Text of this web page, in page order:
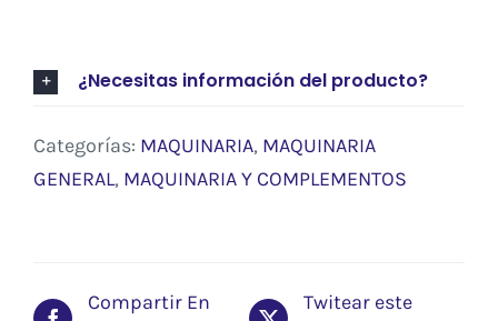
¿Necesitas información del producto?
Categorías: MAQUINARIA, MAQUINARIA
GENERAL, MAQUINARIA Y COMPLEMENTOS
Compartir En
Twitear este